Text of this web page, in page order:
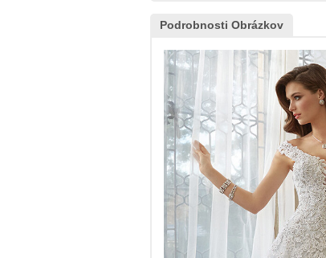
Podrobnosti Obrázkov